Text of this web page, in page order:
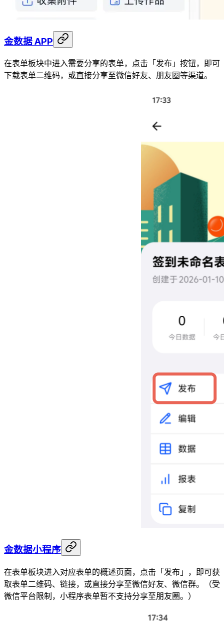
金数据 APP
在表单板块中进入需要分享的表单，点击「发布」按钮，即可
下载表单二维码，或直接分享至微信好友、朋友圈等渠道。
金数据小程序
在表单板块进入对应表单的概述页面，点击「发布」，即可获
取表单二维码、链接，或直接分享至微信好友、微信群。（受
微信平台限制，小程序表单暂不支持分享至朋友圈。）